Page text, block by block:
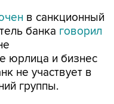
в санкционный
банка говорил
юрлица и бизнес
не участвует в
группы.